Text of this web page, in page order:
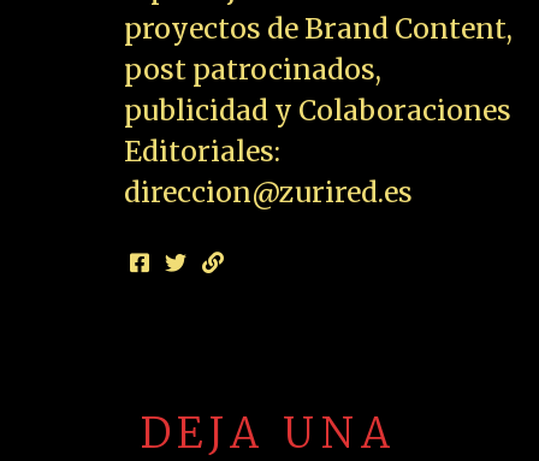
proyectos de Brand Content,
post patrocinados,
publicidad y Colaboraciones
Editoriales:
direccion@zurired.es
DEJA UNA